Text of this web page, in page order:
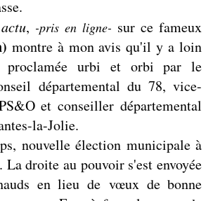
, -pris en ligne- sur ce fameux
montre à mon avis qu'il y a loin
proclamée urbi et orbi par le
départemental du 78, vice-
et conseiller départemental
la-Jolie.
nouvelle élection municipale à
droite au pouvoir s'est envoyée
en lieu de vœux de bonne